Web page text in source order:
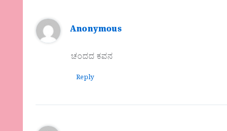
Anonymous
ಚಂದದ ಕವನ
Reply